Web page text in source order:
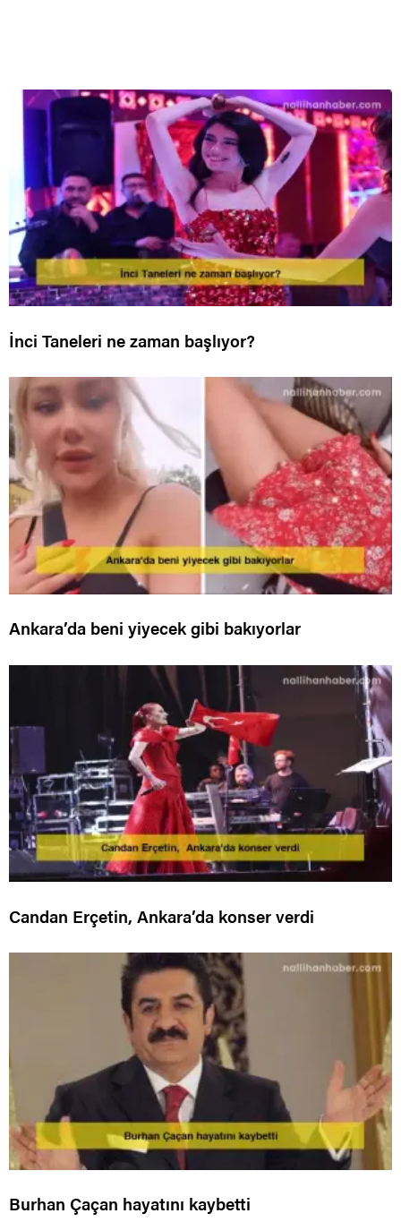
İnci Taneleri ne zaman başlıyor?
Ankara’da beni yiyecek gibi bakıyorlar
Candan Erçetin, Ankara’da konser verdi
Burhan Çaçan hayatını kaybetti